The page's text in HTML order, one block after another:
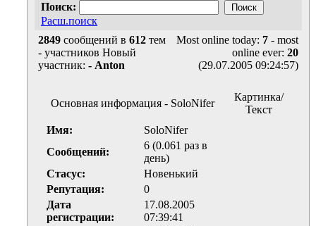
человек пришел,
по статистике я один
отвечаю на вопросы,
неужели ВЫ не в
состоянии найти
ответить другим, зная
ответ на вопрос? Ведь
успевать делать всё (я
говорю о себе) Такой
просьба, давайте будем
Поиск:
Расш.поиск
2849 сообщений в 612 тем
- участников Новый
участник: - Anton
Most online today: 7 - most
online ever: 20
(29.07.2005 09:24:57)
Основная информация - SoloNifer
Картинка/
Текст
Имя:
SoloNifer
Сообщений:
6 (0.061 раз в
день)
Стасус:
Новенький
Репутация:
0
Дата
регистрации:
17.08.2005
07:39:41